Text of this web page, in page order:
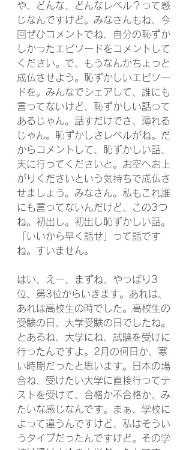
や、どんな、どんなレベル？って感
じなんですけど。みなさんもね、今
回ぜひコメントでね、自分の恥ずか
しかったエピソードをコメントして
ください。で、もうなんかちょっと
成仏させよう。恥ずかしいエピソー
ドを。みんなでシェアして、誰にも
言ってないけど、恥ずかしい話って
あるじゃん。話すだけでさ、薄れる
じゃん。恥ずかしさレベルがね。だ
からコメントして、恥ずかしい話、
天に行ってくださいと。お空へお上
がりくださいという気持ちで成仏さ
せましょう。みなさん。私もこれ誰
にも言ってないんだけど、この3つ
ね。初出し。初出し恥ずかしい話。
「いいから早く話せ」って話です
ね。すいません。
はい、えー、まずね、やっぱり3
位、第3位からいきます。あれは、
あれは高校生の時でした。高校生の
受験の日、大学受験の日でしたね。
とあるね、大学にね、試験を受けに
行ったんですよ。2月の何日か、寒
い時期だったと思います。日本の場
合ね、受けたい大学に直接行ってテ
ストを受けて、合格か不合格か、み
たいな感じなんです。まぁ、学校に
よって違うんですけど、私はそうい
うタイプだったんですけど。その学